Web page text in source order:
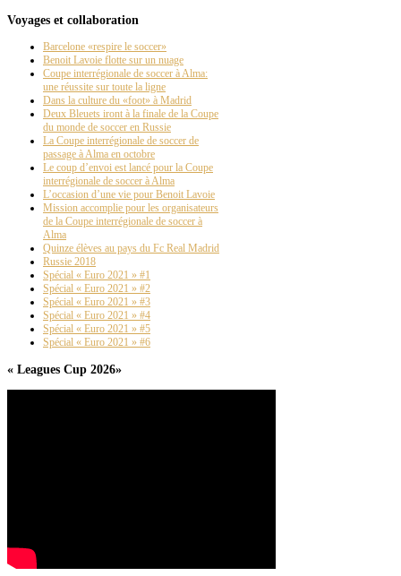
Voyages et collaboration
Barcelone «respire le soccer»
Benoit Lavoie flotte sur un nuage
Coupe interrégionale de soccer à Alma:
une réussite sur toute la ligne
Dans la culture du «foot» à Madrid
Deux Bleuets iront à la finale de la Coupe
du monde de soccer en Russie
La Coupe interrégionale de soccer de
passage à Alma en octobre
Le coup d’envoi est lancé pour la Coupe
interrégionale de soccer à Alma
L’occasion d’une vie pour Benoit Lavoie
Mission accomplie pour les organisateurs
de la Coupe interrégionale de soccer à
Alma
Quinze élèves au pays du Fc Real Madrid
Russie 2018
Spécial « Euro 2021 » #1
Spécial « Euro 2021 » #2
Spécial « Euro 2021 » #3
Spécial « Euro 2021 » #4
Spécial « Euro 2021 » #5
Spécial « Euro 2021 » #6
« Leagues Cup 2026»